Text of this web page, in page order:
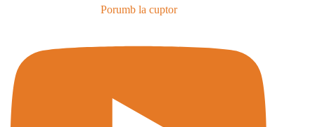
Porumb la cuptor